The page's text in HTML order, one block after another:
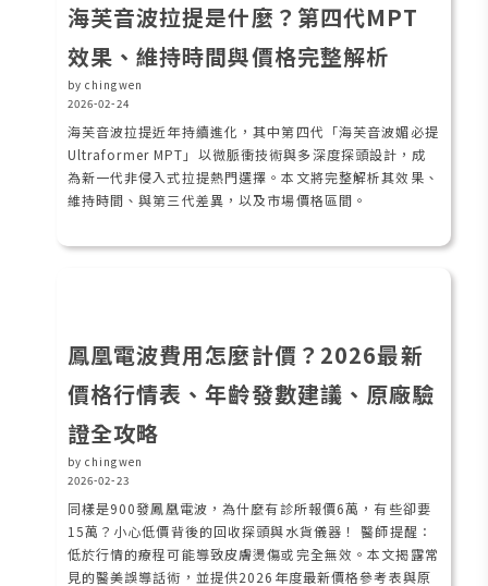
海芙音波拉提是什麼？第四代MPT
效果、維持時間與價格完整解析
by chingwen
2026-02-24
海芙音波拉提近年持續進化，其中第四代「海芙音波媚必提
Ultraformer MPT」以微脈衝技術與多深度探頭設計，成
為新一代非侵入式拉提熱門選擇。本文將完整解析其效果、
維持時間、與第三代差異，以及市場價格區間。
鳳凰電波費用怎麼計價？2026最新
價格行情表、年齡發數建議、原廠驗
證全攻略
by chingwen
2026-02-23
同樣是900發鳳凰電波，為什麼有診所報價6萬，有些卻要
15萬？小心低價背後的回收探頭與水貨儀器！ 醫師提醒：
低於行情的療程可能導致皮膚燙傷或完全無效。本文揭露常
見的醫美誤導話術，並提供2026年度最新價格參考表與原